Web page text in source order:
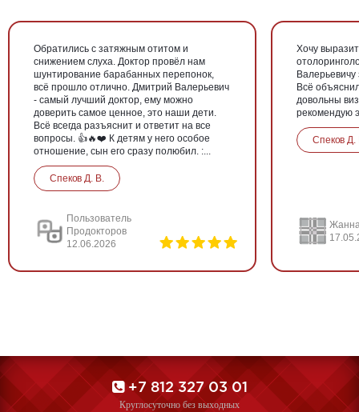
Обратились с затяжным отитом и
снижением слуха. Доктор провёл нам
шунтирование барабанных перепонок,
всё прошло отлично. Дмитрий Валерьевич
- самый лучший доктор, ему можно
доверить самое ценное, это наши дети.
Всё всегда разъяснит и ответит на все
вопросы. 👍🔥❤️ К детям у него особое
отношение, сын его сразу полюбил. :...
Спеков Д. В.
Пользователь
Продокторов
12.06.2026
Хочу
Всё
довольны
рекомендую
Спеков Д.
+7 812 327 03 01
Круглосуточно без выходных